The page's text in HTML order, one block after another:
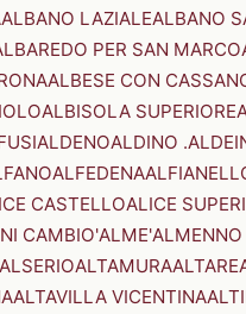
ALBANO LAZIALEALBANO
PER SAN MARCO
ALBESE CON
ALBISOLA SUPERIORE
ALDENOALDINO
ALFEDENA
CASTELLOALICE
CAMBIO'ALME'
ALSERIOALTAMURAALTARE
ALTAVILLA VICENTINA